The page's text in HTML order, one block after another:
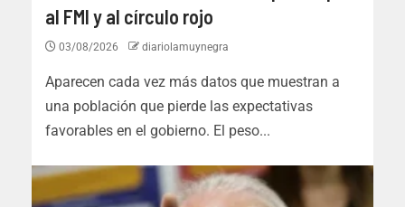
al FMI y al círculo rojo
03/08/2026 diariolamuynegra
Aparecen cada vez más datos que muestran a
una población que pierde las expectativas
favorables en el gobierno. El peso...